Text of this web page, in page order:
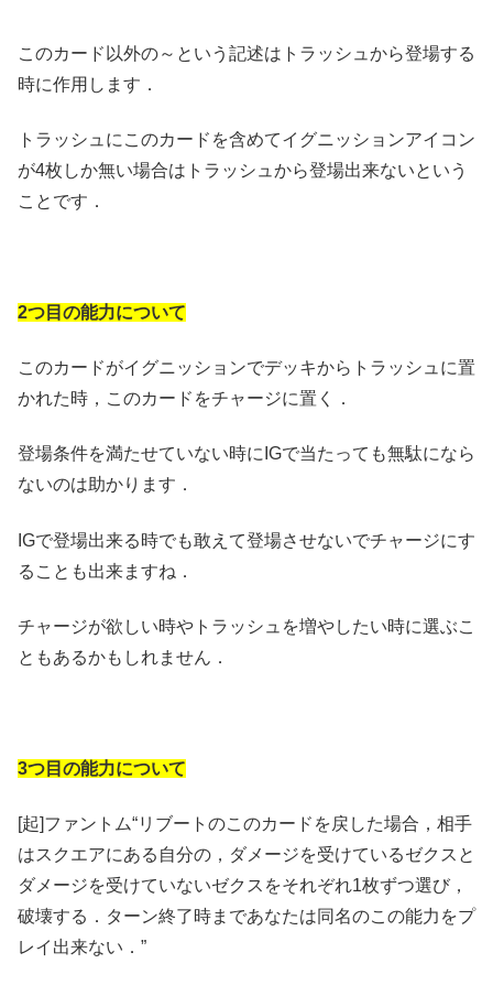
このカード以外の～という記述はトラッシュから登場する
時に作用します．
トラッシュにこのカードを含めてイグニッションアイコン
が4枚しか無い場合はトラッシュから登場出来ないという
ことです．
2つ目の能力について
このカードがイグニッションでデッキからトラッシュに置
かれた時，このカードをチャージに置く．
登場条件を満たせていない時にIGで当たっても無駄になら
ないのは助かります．
IGで登場出来る時でも敢えて登場させないでチャージにす
ることも出来ますね．
チャージが欲しい時やトラッシュを増やしたい時に選ぶこ
ともあるかもしれません．
3つ目の能力について
[起]ファントム“リブートのこのカードを戻した場合，相手
はスクエアにある自分の，ダメージを受けているゼクスと
ダメージを受けていないゼクスをそれぞれ1枚ずつ選び，
破壊する．ターン終了時まであなたは同名のこの能力をプ
レイ出来ない．”